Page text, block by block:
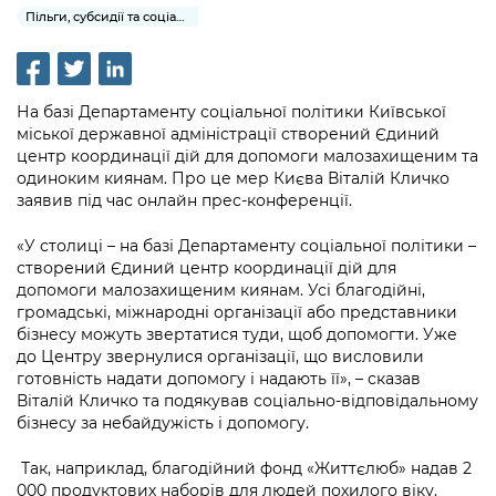
Рішення та розпорядження
Проєкти розпоряджень, що
перебувають на погодженні КМВА
Рішення Київради
Контактна інформація
Вакансії
Статистика
Звернення громадян
Регуляторна діяльність
Промисловість і наука Києва
Освіта та навчальні заклади
Дороги, транспорт та парковки
Навколишнє середовище міста
Містобудування та земельні ділянки
Культура, спорт, дозвілля
Бізнес та ліцензування
Фінанси та бюджет
Безпека та правопорядок
Ритуальні послуги
Іноземцям / For foreigners
Пам'ятки культурної спадщини
Громадська експертиза
Громадський бюджет
Консультації з громадськістю
Громадська рада
Петиції
Відкритий бюджет
Контактний центр
Допомога учасникам АТО
Рада з питань внутрішньо переміщених
осіб при Київській міській військовій
«Ініціатива «Партнерство «Відкритий
Інформація з обмеженим доступом
Проекти нормативно-правових та
інших актів
Нормативна база
Питання і відповіді про публічну
інформацію
Порядок оскарження рішень, дій чи
бездіяльності розпорядників інформації
Звіти про опрацювання запитів на
публічну інформацію
Інформація для споживачів
Медіагалерея
Підписатися на новини та анонси від
from the KCSA
Порядок акредитації медіа /
Accreditation process
Подати журналістський запит /
Submitting a media request
Зйомки в лікарнях в умовах воєнного
стану / Rules for media coverage of
hospitals at work under martial law
Контакти для медіа / Contacts for mass
media
На базі Департаменту соціальної політики Київської
міської державної адміністрації створений Єдиний
центр координації дій для допомоги малозахищеним та
одиноким киянам. Про це мер Києва Віталій Кличко
заявив під час онлайн прес-конференції.
«У столиці – на базі Департаменту соціальної політики –
створений Єдиний центр координації дій для
допомоги малозахищеним киянам. Усі благодійні,
громадські, міжнародні організації або представники
бізнесу можуть звертатися туди, щоб допомогти. Уже
до Центру звернулися організації, що висловили
готовність надати допомогу і надають її», – сказав
Віталій Кличко та подякував соціально-відповідальному
бізнесу за небайдужість і допомогу.
Так, наприклад, благодійний фонд «Життєлюб» надав 2
000 продуктових наборів для людей похилого віку.